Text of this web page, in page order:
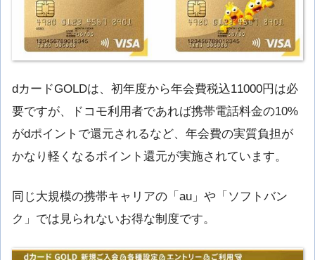
dカードGOLDは、初年度から年会費税込11000円は必
要ですが、ドコモ利用者であれば携帯電話料金の10%
がdポイントで還元されるなど、年会費の実質負担が
かなり軽くなるポイント還元が実施されています。
同じ大規模の携帯キャリアの「au」や「ソフトバン
ク」では見られないお得な制度です。